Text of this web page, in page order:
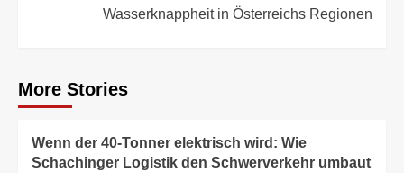
Wasserknappheit in Österreichs Regionen
More Stories
Wenn der 40-Tonner elektrisch wird: Wie
Schachinger Logistik den Schwerverkehr umbaut